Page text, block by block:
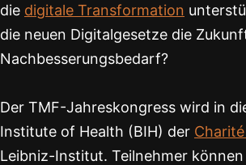
die digitale Transformation
die neuen Digitalgesetze die
Nachbesserungsbedarf?
Der TMF-Jahreskongress wird in
Institute of Health (BIH) der
Leibniz-Institut. Teilnehmer